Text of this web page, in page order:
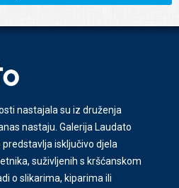
nastajala su iz druženja
nastaju. Galerija Laudato
isključivo djela
suživljenih s kršćanskom
o slikarima, kiparima ili